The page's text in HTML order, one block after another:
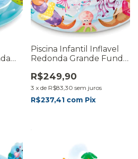
Piscina Infantil Inflavel
Redonda Grande Fundo
R$249,90
3 x de R$83,30 sem juros
R$237,41 com Pix